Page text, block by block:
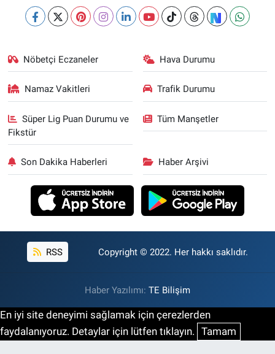
Nöbetçi Eczaneler Hava Durumu
Namaz Vakitleri Trafik Durumu
Süper Lig Puan Durumu ve
Fikstür
Tüm Manşetler
Son Dakika Haberleri Haber Arşivi
RSS Copyright © 2022. Her hakkı saklıdır.
Haber Yazılımı: TE Bilişim
En iyi site deneyimi sağlamak için çerezlerden
faydalanıyoruz. Detaylar için lütfen tıklayın. Tamam